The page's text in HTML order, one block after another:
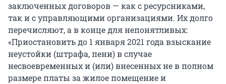
заключенных договоров — как с ресурсниками,
так и с управляющими организациями. Их долго
перечисляют, а в конце для непонятливых:
«Приостановить до 1 января 2021 года взыскание
неустойки (штрафа, пени) в случае
несвоевременных и (или) внесенных не в полном
размере платы за жилое помещение и